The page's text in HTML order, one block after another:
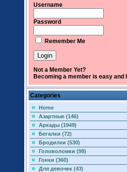
Username
Password
Remember Me
Not a Member Yet?
Becoming a member is easy and
Categories
Home
Азартные (146)
Аркады (1949)
Бегалки (72)
Бродилки (530)
Головоломки (99)
Гонки (360)
Для девочек (43)